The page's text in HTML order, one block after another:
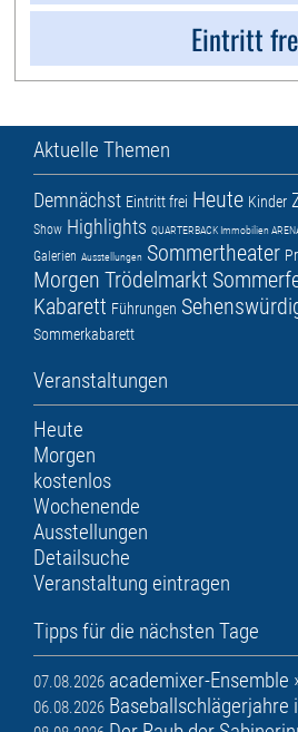
Eintritt
Aktuelle Themen
Demnächst Eintritt frei Heute Kinder
Show Highlights QUARTERBACK Immobilien
Galerien Ausstellungen Sommertheater
Morgen Trödelmarkt
Kabarett Führungen
Sommerkabarett
Veranstaltungen
Heute
Morgen
kostenlos
Wochenende
Ausstellungen
Detailsuche
Veranstaltung eintragen
Tipps für die nächsten Tage
07.08.2026 academixer-Ensemble
06.08.2026 Baseballschlägerjahre